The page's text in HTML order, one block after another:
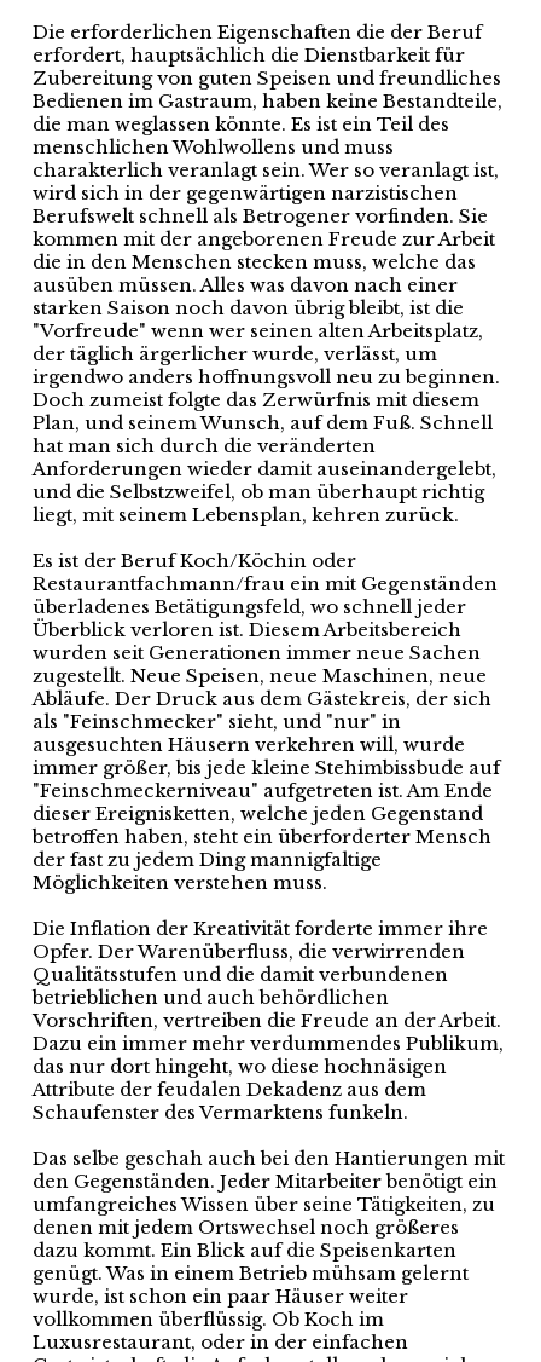
Die erforderlichen Eigenschaften die der Beruf
erfordert, hauptsächlich die Dienstbarkeit für
Zubereitung von guten Speisen und freundliches
Bedienen im Gastraum, haben keine Bestandteile,
die man weglassen könnte. Es ist ein Teil des
menschlichen Wohlwollens und muss
charakterlich veranlagt sein. Wer so veranlagt ist,
wird sich in der gegenwärtigen narzistischen
Berufswelt schnell als Betrogener vorfinden. Sie
kommen mit der angeborenen Freude zur Arbeit
die in den Menschen stecken muss, welche das
ausüben müssen. Alles was davon nach einer
starken Saison noch davon übrig bleibt, ist die
"Vorfreude" wenn wer seinen alten Arbeitsplatz,
der täglich ärgerlicher wurde, verlässt, um
irgendwo anders hoffnungsvoll neu zu beginnen.
Doch zumeist folgte das Zerwürfnis mit diesem
Plan, und seinem Wunsch, auf dem Fuß. Schnell
hat man sich durch die veränderten
Anforderungen wieder damit auseinandergelebt,
und die Selbstzweifel, ob man überhaupt richtig
liegt, mit seinem Lebensplan, kehren zurück.
Es ist der Beruf Koch/Köchin oder
Restaurantfachmann/frau ein mit Gegenständen
überladenes Betätigungsfeld, wo schnell jeder
Überblick verloren ist. Diesem Arbeitsbereich
wurden seit Generationen immer neue Sachen
zugestellt. Neue Speisen, neue Maschinen, neue
Abläufe. Der Druck aus dem Gästekreis, der sich
als "Feinschmecker" sieht, und "nur" in
ausgesuchten Häusern verkehren will, wurde
immer größer, bis jede kleine Stehimbissbude auf
"Feinschmeckerniveau" aufgetreten ist. Am Ende
dieser Ereignisketten, welche jeden Gegenstand
betroffen haben, steht ein überforderter Mensch
der fast zu jedem Ding mannigfaltige
Möglichkeiten verstehen muss.
Die Inflation der Kreativität forderte immer ihre
Opfer. Der Warenüberfluss, die verwirrenden
Qualitätsstufen und die damit verbundenen
betrieblichen und auch behördlichen
Vorschriften, vertreiben die Freude an der Arbeit.
Dazu ein immer mehr verdummendes Publikum,
das nur dort hingeht, wo diese hochnäsigen
Attribute der feudalen Dekadenz aus dem
Schaufenster des Vermarktens funkeln.
Das selbe geschah auch bei den Hantierungen mit
den Gegenständen. Jeder Mitarbeiter benötigt ein
umfangreiches Wissen über seine Tätigkeiten, zu
denen mit jedem Ortswechsel noch größeres
dazu kommt. Ein Blick auf die Speisenkarten
genügt. Was in einem Betrieb mühsam gelernt
wurde, ist schon ein paar Häuser weiter
vollkommen überflüssig. Ob Koch im
Luxusrestaurant, oder in der einfachen